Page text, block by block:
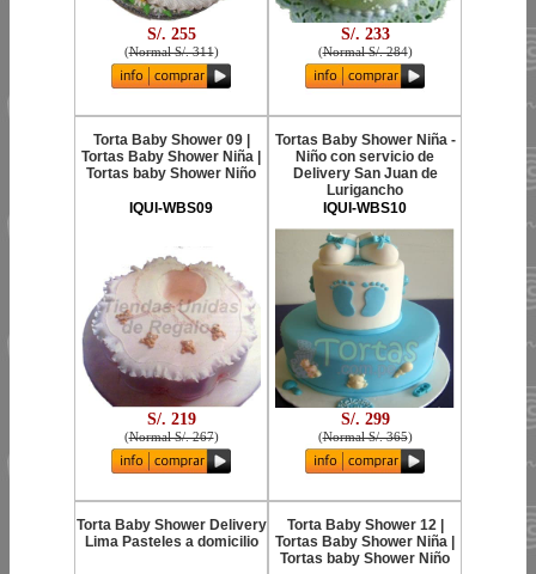
S/. 255
(Normal S/. 311)
S/. 233
(Normal S/. 284)
Torta Baby Shower 09 |
Tortas Baby Shower Niña |
Tortas baby Shower Niño
IQUI-WBS09
S/. 219
(Normal S/. 267)
Tortas Baby Shower Niña -
Niño con servicio de
Delivery San Juan de
Lurigancho
IQUI-WBS10
S/. 299
(Normal S/. 365)
Torta Baby Shower Delivery
Lima Pasteles a domicilio
Torta Baby Shower 12 |
Tortas Baby Shower Niña |
Tortas baby Shower Niño